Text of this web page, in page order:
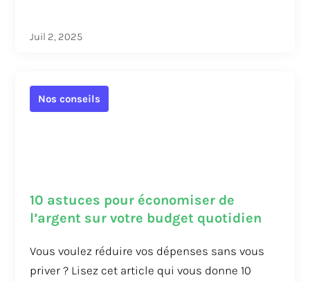
Juil 2, 2025
Nos conseils
10 astuces pour économiser de
l’argent sur votre budget quotidien
Vous voulez réduire vos dépenses sans vous
priver ? Lisez cet article qui vous donne 10